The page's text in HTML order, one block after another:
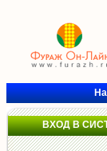
ВХОД В